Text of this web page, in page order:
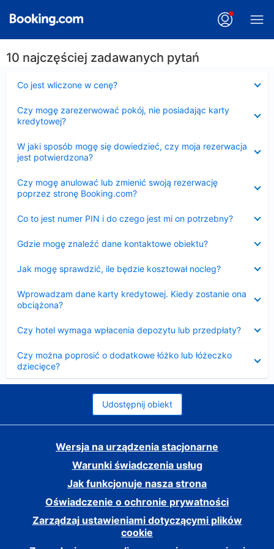
10 najczęściej zadawanych pytań
Co jest wliczone w cenę?
Czy mogę zarezerwować pokój, nie posiadając karty
kredytowej?
W jaki sposób mogę się dowiedzieć, czy moja rezerwacja
jest potwierdzona?
Czy mogę anulować lub zmienić swoją rezerwację
poprzez stronę Booking.com?
Co to jest numer PIN i do czego jest mi on potrzebny?
Gdzie mogę znaleźć dane kontaktowe obiektu?
Jak mogę sprawdzić, ile będzie kosztował nocleg?
Wprowadzam dane karty kredytowej. Kiedy zostanie ona
obciążona?
Czy hotel wymaga wpłacenia depozytu lub przedpłaty?
Czy można poprosić o dodatkowe łóżko lub łóżeczko
dziecięce?
Udostępnij obiekt
Wersja na urządzenia stacjonarne
Warunki świadczenia usług
Jak funkcjonuje nasza strona
Oświadczenie o ochronie prywatności
Zarządzaj ustawieniami dotyczącymi plików
cookie